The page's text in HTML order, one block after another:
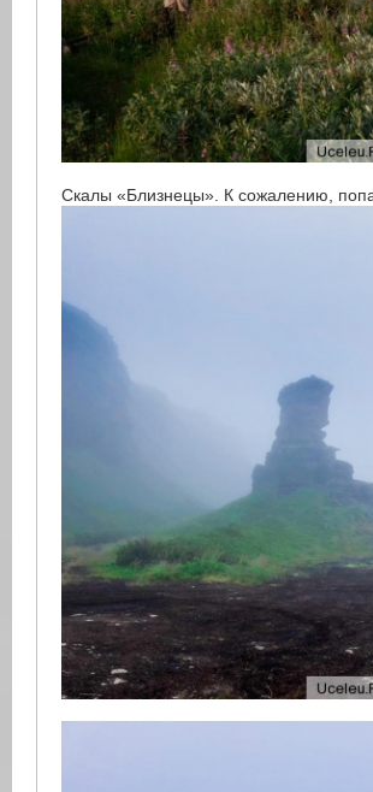
Скалы «Близнецы». К сожалению,